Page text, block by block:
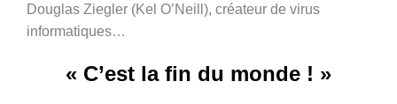
Douglas Ziegler (Kel O’Neill), créateur de virus
informatiques…
« C’est la fin du monde ! »